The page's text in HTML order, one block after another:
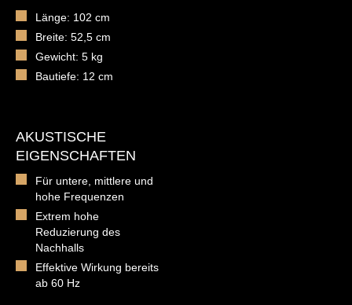
Länge: 102 cm
Breite: 52,5 cm
Gewicht: 5 kg
Bautiefe: 12 cm
AKUSTISCHE
EIGENSCHAFTEN
Für untere, mittlere und
hohe Frequenzen
Extrem hohe
Reduzierung des
Nachhalls
Effektive Wirkung bereits
ab 60 Hz